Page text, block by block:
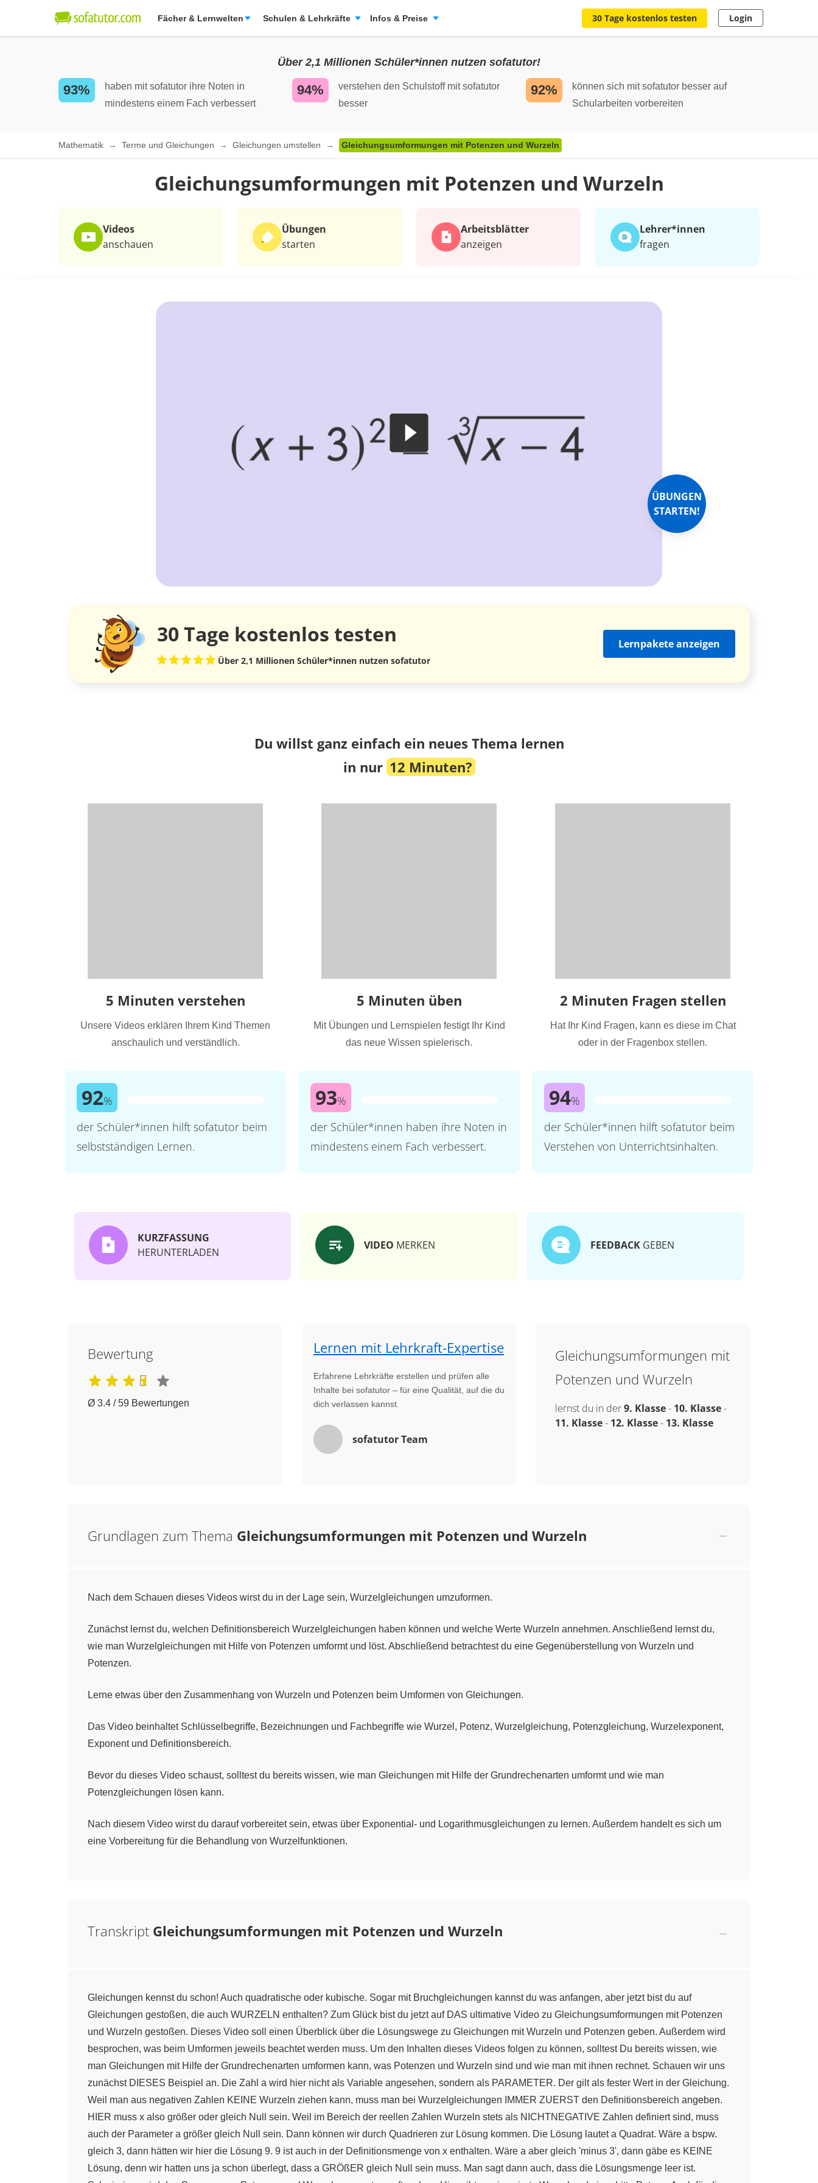
Fächer & Lernwelten Schulen & Lehrkräfte Infos & Preise 30 Tage kostenlos testen Login
Über 2,1 Millionen Schüler*innen nutzen sofatutor!
93%
haben mit sofatutor ihre Noten in
mindestens einem Fach verbessert
94%
verstehen den Schulstoff mit sofatutor
besser
92%
können sich mit sofatutor besser auf
Schularbeiten vorbereiten
Mathematik Terme und Gleichungen Gleichungen umstellen Gleichungsumformungen mit Potenzen und Wurzeln
Gleichungsumformungen mit Potenzen und Wurzeln
Videos
anschauen
Übungen
starten
Arbeits­blätter
anzeigen
Lehrer*​innen
fragen
ÜBUNGEN
STARTEN!
30 Tage kostenlos testen
Über 2,1 Millionen Schüler*innen nutzen sofatutor
Lernpakete anzeigen
Du willst ganz einfach ein neues Thema lernen
in nur 12 Minuten?
5 Minuten verstehen
Unsere Videos erklären Ihrem Kind Themen
anschaulich und verständlich.
92%
der Schüler*innen hilft sofatutor beim
selbstständigen Lernen.
5 Minuten üben
Mit Übungen und Lernspielen festigt Ihr Kind
das neue Wissen spielerisch.
93%
der Schüler*innen haben ihre Noten in
mindestens einem Fach verbessert.
2 Minuten Fragen stellen
Hat Ihr Kind Fragen, kann es diese im Chat
oder in der Fragenbox stellen.
94%
der Schüler*innen hilft sofatutor beim
Verstehen von Unterrichtsinhalten.
KURZFASSUNG
HERUNTERLADEN
VIDEO MERKEN FEEDBACK GEBEN
Bewertung
Ø 3.4 / 59 Bewertungen
Lernen mit Lehrkraft-Expertise
Erfahrene Lehrkräfte erstellen und prüfen alle
Inhalte bei sofatutor – für eine Qualität, auf die du
dich verlassen kannst.
sofatutor Team
Gleichungsumformungen mit
Potenzen und Wurzeln
lernst du in der9. Klasse- 10. Klasse-
11. Klasse- 12. Klasse- 13. Klasse
Grundlagen zum Thema Gleichungsumformungen mit Potenzen und Wurzeln
Nach dem Schauen dieses Videos wirst du in der Lage sein, Wurzelgleichungen umzuformen.
Zunächst lernst du, welchen Definitionsbereich Wurzelgleichungen haben können und welche Werte Wurzeln annehmen. Anschließend lernst du,
wie man Wurzelgleichungen mit Hilfe von Potenzen umformt und löst. Abschließend betrachtest du eine Gegenüberstellung von Wurzeln und
Potenzen.
Lerne etwas über den Zusammenhang von Wurzeln und Potenzen beim Umformen von Gleichungen.
Das Video beinhaltet Schlüsselbegriffe, Bezeichnungen und Fachbegriffe wie Wurzel, Potenz, Wurzelgleichung, Potenzgleichung, Wurzelexponent,
Exponent und Definitionsbereich.
Bevor du dieses Video schaust, solltest du bereits wissen, wie man Gleichungen mit Hilfe der Grundrechenarten umformt und wie man
Potenzgleichungen lösen kann.
Nach diesem Video wirst du darauf vorbereitet sein, etwas über Exponential- und Logarithmusgleichungen zu lernen. Außerdem handelt es sich um
eine Vorbereitung für die Behandlung von Wurzelfunktionen.
Transkript Gleichungsumformungen mit Potenzen und Wurzeln
Gleichungen kennst du schon! Auch quadratische oder kubische. Sogar mit Bruchgleichungen kannst du was anfangen, aber jetzt bist du auf
Gleichungen gestoßen, die auch WURZELN enthalten? Zum Glück bist du jetzt auf DAS ultimative Video zu Gleichungsumformungen mit Potenzen
und Wurzeln gestoßen. Dieses Video soll einen Überblick über die Lösungswege zu Gleichungen mit Wurzeln und Potenzen geben. Außerdem wird
besprochen, was beim Umformen jeweils beachtet werden muss. Um den Inhalten dieses Videos folgen zu können, solltest Du bereits wissen, wie
man Gleichungen mit Hilfe der Grundrechenarten umformen kann, was Potenzen und Wurzeln sind und wie man mit ihnen rechnet. Schauen wir uns
zunächst DIESES Beispiel an. Die Zahl a wird hier nicht als Variable angesehen, sondern als PARAMETER. Der gilt als fester Wert in der Gleichung.
Weil man aus negativen Zahlen KEINE Wurzeln ziehen kann, muss man bei Wurzelgleichungen IMMER ZUERST den Definitionsbereich angeben.
HIER muss x also größer oder gleich Null sein. Weil im Bereich der reellen Zahlen Wurzeln stets als NICHTNEGATIVE Zahlen definiert sind, muss
auch der Parameter a größer gleich Null sein. Dann können wir durch Quadrieren zur Lösung kommen. Die Lösung lautet a Quadrat. Wäre a bspw.
gleich 3, dann hätten wir hier die Lösung 9. 9 ist auch in der Definitionsmenge von x enthalten. Wäre a aber gleich 'minus 3', dann gäbe es KEINE
Lösung, denn wir hatten uns ja schon überlegt, dass a GRÖßER gleich Null sein muss. Man sagt dann auch, dass die Lösungsmenge leer ist.